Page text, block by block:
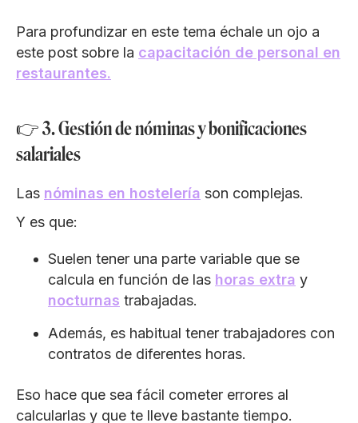
Para profundizar en este tema échale un ojo a
este post sobre la capacitación de personal en
restaurantes.
👉 3. Gestión de nóminas y bonificaciones
salariales
Las nóminas en hostelería son complejas.
Y es que:
Suelen tener una parte variable que se
calcula en función de las horas extra y
nocturnas trabajadas.
Además, es habitual tener trabajadores con
contratos de diferentes horas.
Eso hace que sea fácil cometer errores al
calcularlas y que te lleve bastante tiempo.